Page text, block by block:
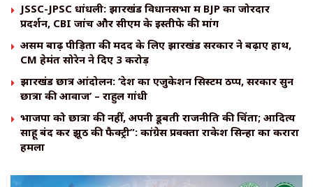
JSSC-JPSC धांधली: झारखंड विधानसभा में BJP का जोरदार
प्रदर्शन, CBI जांच और सीएम के इस्तीफे की मांग
असम बाढ़ पीड़ितों की मदद के लिए झारखंड सरकार ने बढ़ाए हाथ,
CM हेमंत सोरेन ने दिए ₹3 करोड़
झारखंड छात्र आंदोलन: ‘देश का एजुकेशन सिस्टम ठप्प, सरकारें सुनें
छात्रों की आवाज’ – राहुल गांधी
भाजपा को छात्रों की नहीं, अपनी डूबती राजनीति की चिंता; आदित्य
साहू बंद करें झूठ की फैक्ट्री”: कांग्रेस प्रवक्ता राकेश सिन्हा का करारा
हमला